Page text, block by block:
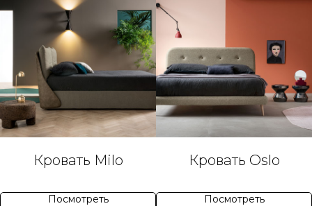
Кровать Milo
Посмотреть
Кровать Oslo
Посмотреть